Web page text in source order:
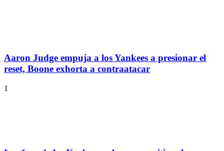
Aaron Judge empuja a los Yankees a presionar el
reset, Boone exhorta a contraatacar
1